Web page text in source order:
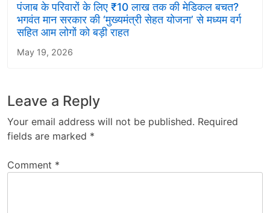
पंजाब के परिवारों के लिए ₹10 लाख तक की मेडिकल बचत?
भगवंत मान सरकार की ‘मुख्यमंत्री सेहत योजना’ से मध्यम वर्ग
सहित आम लोगों को बड़ी राहत
May 19, 2026
Leave a Reply
Your email address will not be published. Required
fields are marked *
Comment *